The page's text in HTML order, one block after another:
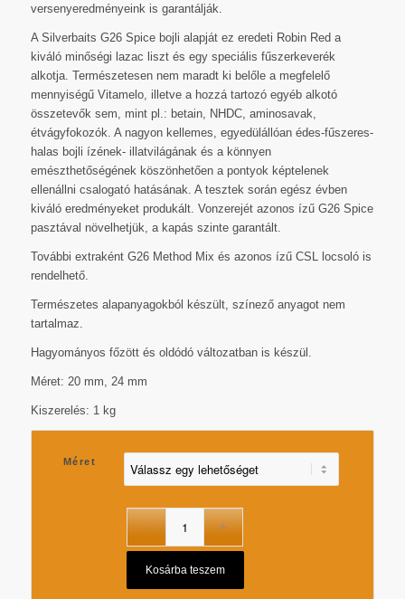
versenyeredményeink is garantálják.
A Silverbaits G26 Spice bojli alapját ez eredeti Robin Red a
kiváló minőségi lazac liszt és egy speciális fűszerkeverék
alkotja. Természetesen nem maradt ki belőle a megfelelő
mennyiségű Vitamelo, illetve a hozzá tartozó egyéb alkotó
összetevők sem, mint pl.: betain, NHDC, aminosavak,
étvágyfokozók. A nagyon kellemes, egyedülállóan édes-fűszeres-
halas bojli ízének- illatvilágának és a könnyen
emészthetőségének köszönhetően a pontyok képtelenek
ellenállni csalogató hatásának. A tesztek során egész évben
kiváló eredményeket produkált. Vonzerejét azonos ízű G26 Spice
pasztával növelhetjük, a kapás szinte garantált.
További extraként G26 Method Mix és azonos ízű CSL locsoló is
rendelhető.
Természetes alapanyagokból készült, színező anyagot nem
tartalmaz.
Hagyományos főzött és oldódó változatban is készül.
Méret: 20 mm, 24 mm
Kiszerelés: 1 kg
Méret
Kosárba teszem